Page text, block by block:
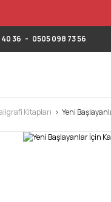
36 - 0505 098 73 56
Kitapları Yeni